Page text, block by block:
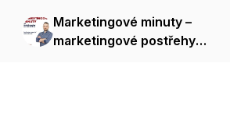
Marketingové minuty –
marketingové postřehy